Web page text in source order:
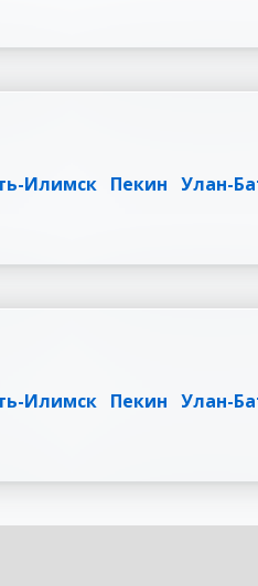
Илимск Пекин Улан-
Илимск Пекин Улан-